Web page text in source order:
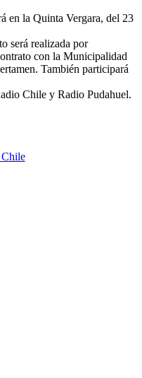
en la Quinta Vergara, del 23
será realizada por
con la Municipalidad
También participará
Chile y Radio Pudahuel.